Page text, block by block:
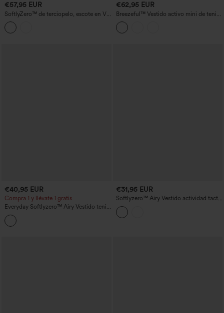
€57,95 EUR
SoftlyZero™ de terciopelo, escote en V,
mini vestido activo 2 en 1 para baile con
bolsillos — Edición Easy Peezy
€62,95 EUR
Breezeful™ Vestido activo mini de tenis
sin mangas, de corte, 2 en 1, plisado y de
secado rápido, con bolsillos
€40,95 EUR
Compra 1 y llévate 1 gratis
Everyday Softlyzero™ Airy Vestido tenis
sin espalda abertura bolsillo lateral tacto
fresco -Glee Air-UPF50+
€31,95 EUR
Softlyzero™ Airy Vestido actividad tacto
fresco 2 en 1 sin espalda - Aire de
Euforia-UPF50+